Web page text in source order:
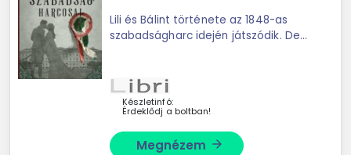
Lili és Bálint története az 1848-as
szabadságharc idején játszódik. De
érzéseink, ha nem éljük ...
Készletinfó:
Érdeklődj a boltban!
Megnézem arrow_forward